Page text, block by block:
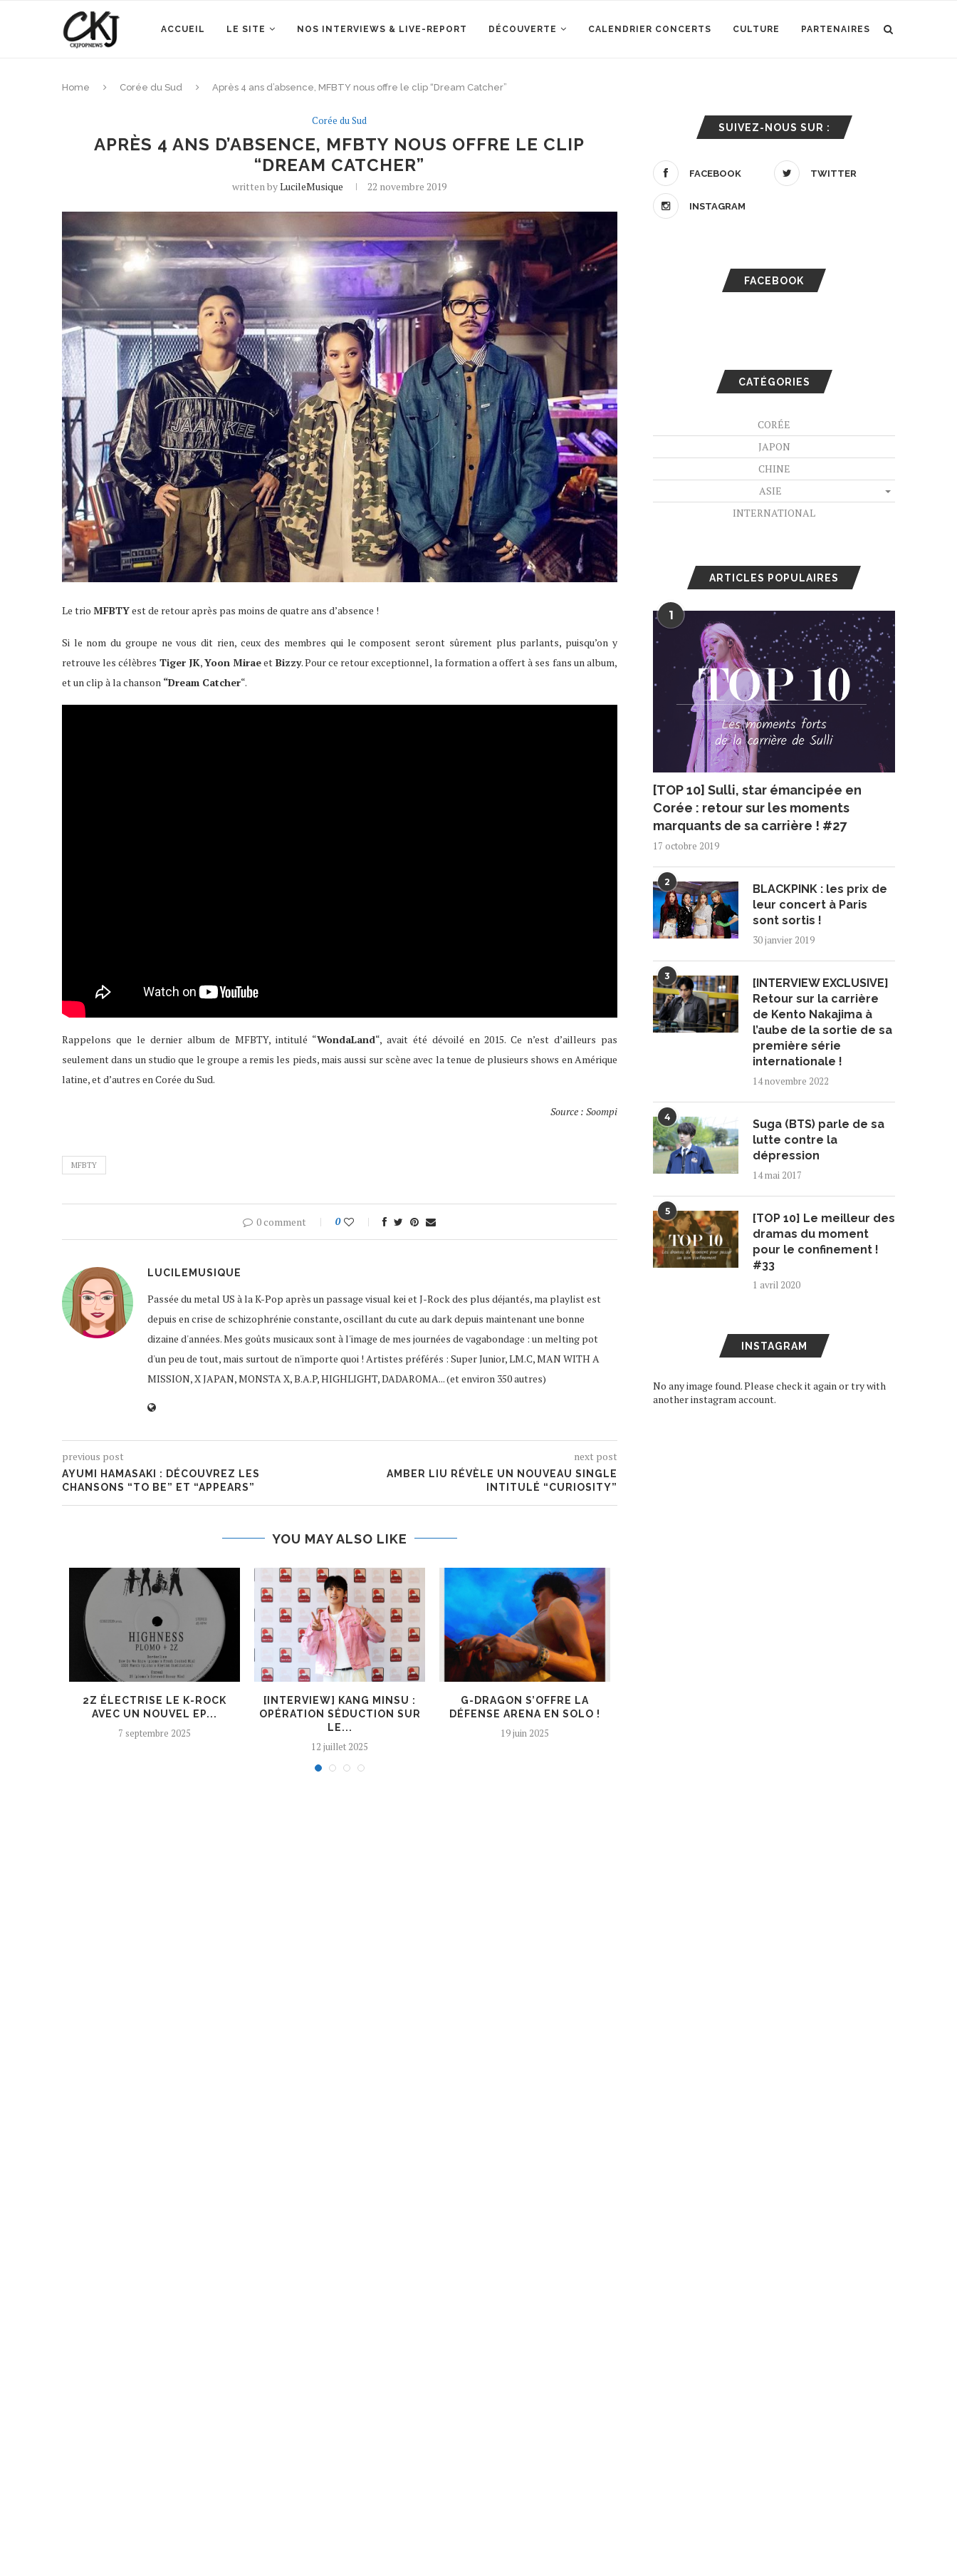
ACCUEIL LE SITE NOS INTERVIEWS & LIVE-REPORT DÉCOUVERTE CALENDRIER CONCERTS CULTURE PARTENAIRES
Home Corée du Sud Après 4 ans d’absence, MFBTY nous offre le clip “Dream Catcher”
Corée du Sud
APRÈS 4 ANS D’ABSENCE, MFBTY NOUS OFFRE LE CLIP
“DREAM CATCHER”
written byLucileMusique 22 novembre 2019
Le trio MFBTYest de retour après pas moins de quatre ans d’absence !
Si le nom du groupe ne vous dit rien, ceux des membres qui le composent seront sûrement plus parlants, puisqu’on y
retrouve les célèbres Tiger JK,Yoon Miraeet Bizzy. Pour ce retour exceptionnel, la formation a offert à ses fans un album,
et un clip à la chanson “Dream Catcher“.
Rappelons que le dernier album de MFBTY, intitulé “WondaLand“, avait été dévoilé en 2015. Ce n’est d’ailleurs pas
seulement dans un studio que le groupe a remis les pieds, mais aussi sur scène avec la tenue de plusieurs shows en Amérique
latine, et d’autres en Corée du Sud.
Source : Soompi
MFBTY
0 comment 0
LUCILEMUSIQUE
Passée du metal US à la K-Pop après un passage visual kei et J-Rock des plus déjantés, ma playlist est
depuis en crise de schizophrénie constante, oscillant du cute au dark depuis maintenant une bonne
dizaine d'années. Mes goûts musicaux sont à l'image de mes journées de vagabondage : un melting pot
d'un peu de tout, mais surtout de n'importe quoi ! Artistes préférés : Super Junior, LM.C, MAN WITH A
MISSION, X JAPAN, MONSTA X, B.A.P, HIGHLIGHT, DADAROMA... (et environ 350 autres)
previous post
AYUMI HAMASAKI : DÉCOUVREZ LES
CHANSONS “TO BE” ET “APPEARS”
next post
AMBER LIU RÉVÈLE UN NOUVEAU SINGLE
INTITULÉ “CURIOSITY”
YOU MAY ALSO LIKE
2Z ÉLECTRISE LE K-ROCK
AVEC UN NOUVEL EP...
7 septembre 2025
[INTERVIEW] KANG MINSU :
OPÉRATION SÉDUCTION SUR
LE...
12 juillet 2025
G-DRAGON S’OFFRE LA
DÉFENSE ARENA EN SOLO !
19 juin 2025
SUIVEZ-NOUS SUR :
FACEBOOK TWITTER
INSTAGRAM
FACEBOOK
CATÉGORIES
CORÉE
JAPON
CHINE
ASIE
INTERNATIONAL
ARTICLES POPULAIRES
1
[TOP 10] Sulli, star émancipée en
Corée : retour sur les moments
marquants de sa carrière ! #27
17 octobre 2019
2
BLACKPINK : les prix de
leur concert à Paris
sont sortis !
30 janvier 2019
3
[INTERVIEW EXCLUSIVE]
Retour sur la carrière
de Kento Nakajima à
l’aube de la sortie de sa
première série
internationale !
14 novembre 2022
4
Suga (BTS) parle de sa
lutte contre la
dépression
14 mai 2017
5
[TOP 10] Le meilleur des
dramas du moment
pour le confinement !
#33
1 avril 2020
INSTAGRAM
No any image found. Please check it again or try with
another instagram account.